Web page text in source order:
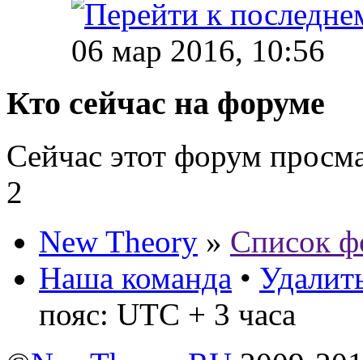
06 мар 2016, 10:56
Кто сейчас на форуме
Сейчас этот форум
2
New Theory » Список
Наша команда •
пояс: UTC + 3 часа